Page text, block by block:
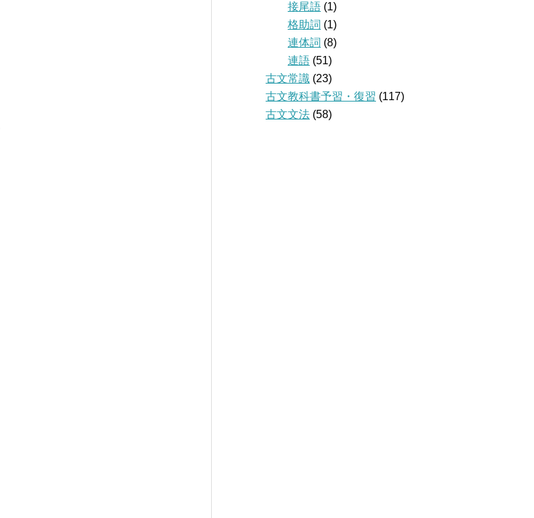
接尾語 (1)
格助詞 (1)
連体詞 (8)
連語 (51)
古文常識 (23)
古文教科書予習・復習 (117)
古文文法 (58)